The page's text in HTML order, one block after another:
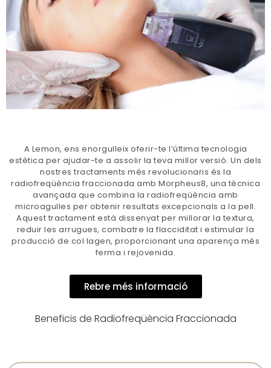
A Lemon, ens enorgulleix oferir-te l’última tecnologia
estètica per ajudar-te a assolir la teva millor versió. Un dels
nostres tractaments més revolucionaris és la
radiofreqüència fraccionada amb Morpheus8, una tècnica
avançada que combina la radiofreqüència amb
microagulles per obtenir resultats excepcionals a la pell.
Aquest tractament està dissenyat per millorar la textura,
reduir les arrugues, combatre la flacciditat i estimular la
producció de col·lagen, proporcionant una aparença més
ferma i rejovenida.
Rebre més informació
Beneficis de Radiofreqüència Fraccionada